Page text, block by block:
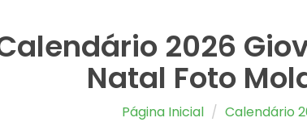
2026
Natal Foto
Página Inicial
Calendário